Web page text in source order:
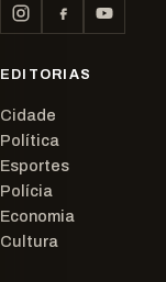
EDITORIAS
Cidade
Política
Esportes
Polícia
Economia
Cultura